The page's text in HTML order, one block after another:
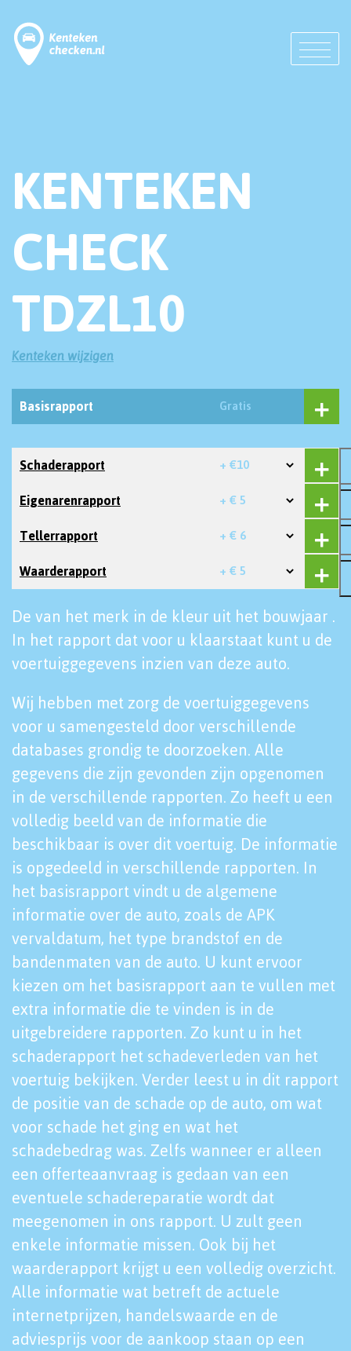
KENTEKEN
CHECK
TDZL10
Kenteken wijzigen
Basisrapport Gratis
Schaderapport + €10
Eigenarenrapport + € 5
Tellerrapport + € 6
Waarderapport + € 5
De van het merk in de kleur uit het bouwjaar .
In het rapport dat voor u klaarstaat kunt u de
voertuiggegevens inzien van deze auto.
Wij hebben met zorg de voertuiggegevens
voor u samengesteld door verschillende
databases grondig te doorzoeken. Alle
gegevens die zijn gevonden zijn opgenomen
in de verschillende rapporten. Zo heeft u een
volledig beeld van de informatie die
beschikbaar is over dit voertuig. De informatie
is opgedeeld in verschillende rapporten. In
het basisrapport vindt u de algemene
informatie over de auto, zoals de APK
vervaldatum, het type brandstof en de
bandenmaten van de auto. U kunt ervoor
kiezen om het basisrapport aan te vullen met
extra informatie die te vinden is in de
uitgebreidere rapporten. Zo kunt u in het
schaderapport het schadeverleden van het
voertuig bekijken. Verder leest u in dit rapport
de positie van de schade op de auto, om wat
voor schade het ging en wat het
schadebedrag was. Zelfs wanneer er alleen
een offerteaanvraag is gedaan van een
eventuele schadereparatie wordt dat
meegenomen in ons rapport. U zult geen
enkele informatie missen. Ook bij het
waarderapport krijgt u een volledig overzicht.
Alle informatie wat betreft de actuele
internetprijzen, handelswaarde en de
adviesprijs voor de aankoop staan op een